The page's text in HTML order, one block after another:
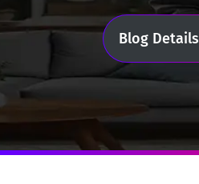
Blog Details